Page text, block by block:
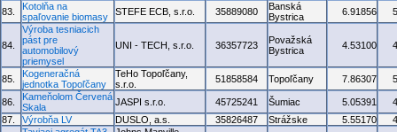
83.
Kotolňa na
spaľovanie biomasy
STEFE ECB, s.r.o. 35889080
Banská
Bystrica
6.91856
84.
Výroba tesniacich
pást pre
automobilový
priemysel
UNI - TECH, s.r.o. 36357723
Považská
Bystrica
4.53100
85.
Kogeneračná
jednotka Topoľčany
TeHo Topoľčany,
s.r.o.
51858584 Topoľčany 7.86307
86.
Kameňolom Červená
Skala
JASPI s.r.o. 45725241 Šumiac 5.05391
87.
Výrobňa LV DUSLO, a.s. 35826487 Strážske 5.55170